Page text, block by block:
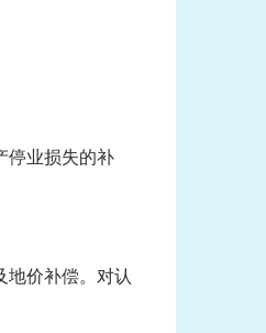
停业损失的补
价补偿。对认